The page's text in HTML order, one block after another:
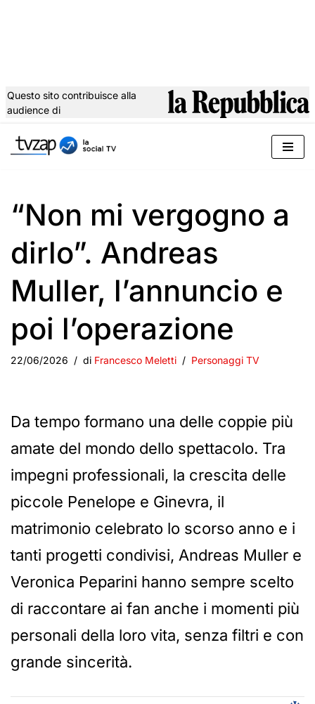
al
Questo sito contribuisce alla
audience di
“Non mi vergogno a
dirlo”. Andreas
Muller, l’annuncio e
poi l’operazione
22/06/2026 di Francesco Meletti Personaggi TV
Da tempo formano una delle coppie più
amate del mondo dello spettacolo. Tra
impegni professionali, la crescita delle
piccole Penelope e Ginevra, il
matrimonio celebrato lo scorso anno e i
tanti progetti condivisi, Andreas Muller e
Veronica Peparini hanno sempre scelto
di raccontare ai fan anche i momenti più
personali della loro vita, senza filtri e con
grande sincerità.